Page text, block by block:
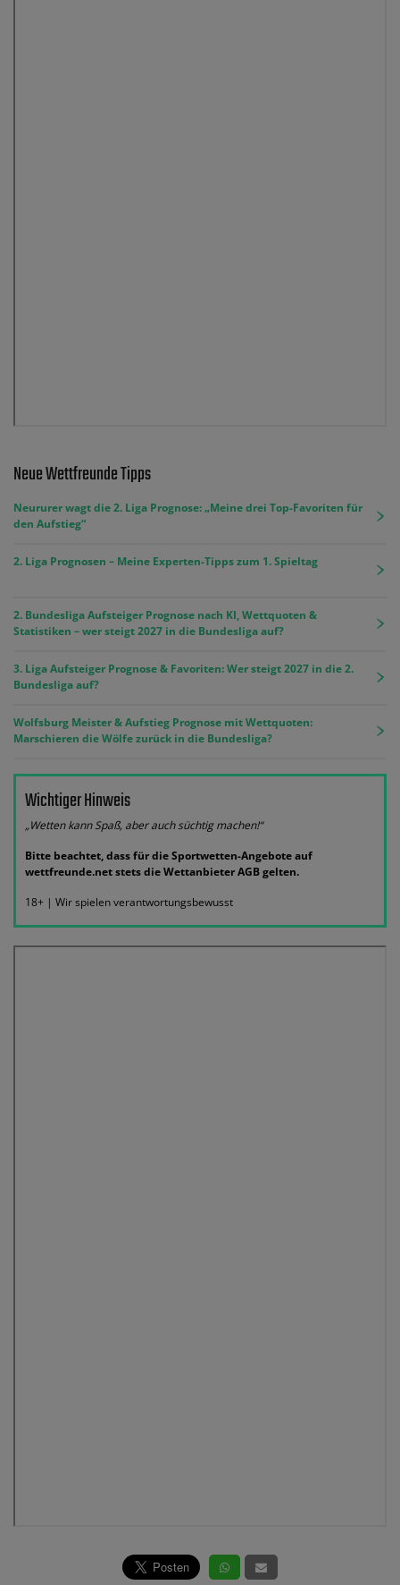
Neue Wettfreunde Tipps
Neururer wagt die 2. Liga Prognose: „Meine drei Top-Favoriten für
den Aufstieg“
2. Liga Prognosen – Meine Experten-Tipps zum 1. Spieltag
2. Bundesliga Aufsteiger Prognose nach KI, Wettquoten &
Statistiken – wer steigt 2027 in die Bundesliga auf?
3. Liga Aufsteiger Prognose & Favoriten: Wer steigt 2027 in die 2.
Bundesliga auf?
Wolfsburg Meister & Aufstieg Prognose mit Wettquoten:
Marschieren die Wölfe zurück in die Bundesliga?
Wichtiger Hinweis
„Wetten kann Spaß, aber auch süchtig machen!“
Bitte beachtet, dass für die Sportwetten-Angebote auf
wettfreunde.net stets die Wettanbieter AGB gelten.
18+ | Wir spielen verantwortungsbewusst